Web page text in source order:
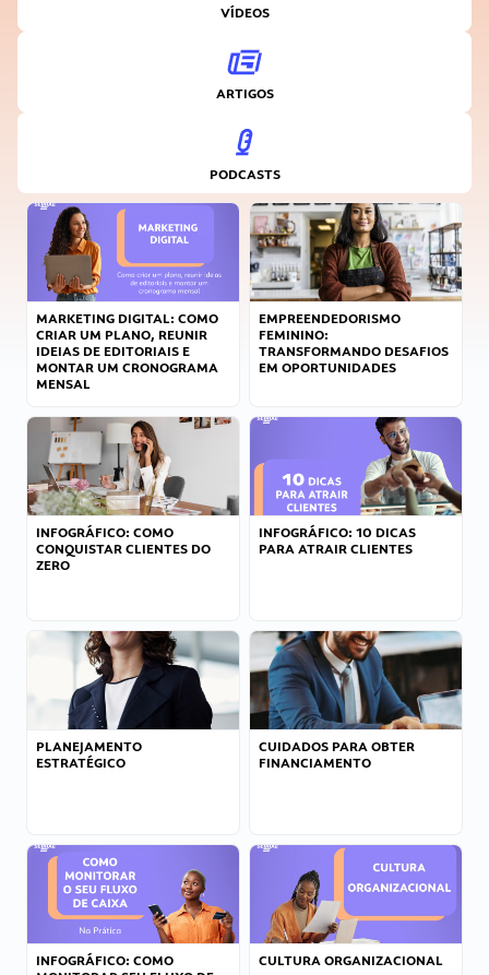
VÍDEOS
ARTIGOS
PODCASTS
MARKETING DIGITAL: COMO
CRIAR UM PLANO, REUNIR
IDEIAS DE EDITORIAIS E
MONTAR UM CRONOGRAMA
MENSAL
EMPREENDEDORISMO
FEMININO:
TRANSFORMANDO DESAFIOS
EM OPORTUNIDADES
INFOGRÁFICO: COMO
CONQUISTAR CLIENTES DO
ZERO
INFOGRÁFICO: 10 DICAS
PARA ATRAIR CLIENTES
PLANEJAMENTO
ESTRATÉGICO
CUIDADOS PARA OBTER
FINANCIAMENTO
INFOGRÁFICO: COMO
CULTURA ORGANIZACIONAL